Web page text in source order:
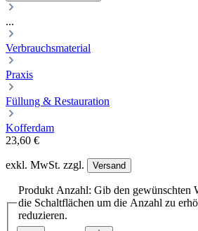
...
Verbrauchsmaterial
Praxis
Füllung & Restauration
Kofferdam
23,60 €
exkl. MwSt. zzgl. Versand
Produkt Anzahl: Gib den gewünschten
die Schaltflächen um die Anzahl zu
reduzieren.